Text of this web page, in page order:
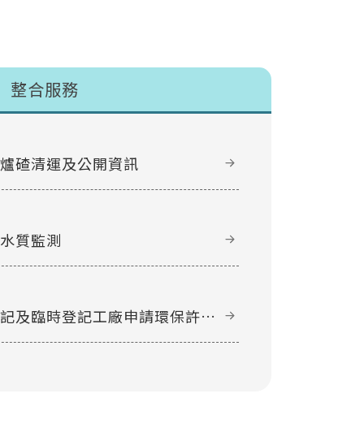
整合服務
碴清運及公開資訊
質監測
及臨時登記工廠申請環保許可